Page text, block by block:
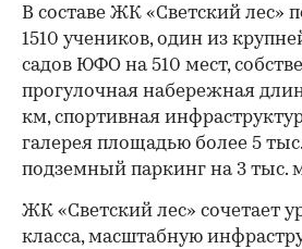
00:00
В составе ЖК «Светский лес»
1510 учеников, один из
садов ЮФО на 510 мест,
прогулочная набережная
км, спортивная
галерея площадью более 5
подземный паркинг на 3 тыс.
ЖК «Светский лес» сочетает
класса, масштабную